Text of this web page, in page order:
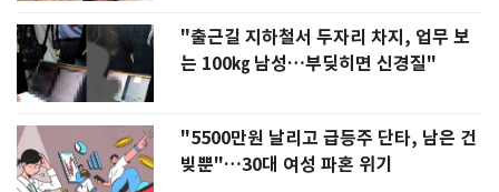
"출근길 지하철서 두자리 차지, 업무 보
는 100㎏ 남성…부딪히면 신경질"
"5500만원 날리고 급등주 단타, 남은 건
빚뿐"…30대 여성 파혼 위기